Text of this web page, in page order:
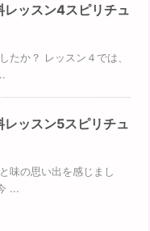
ッスン4スピリチュ
か？ レッスン４では、
ッスン5スピリチュ
味の思い出を感じまし
...